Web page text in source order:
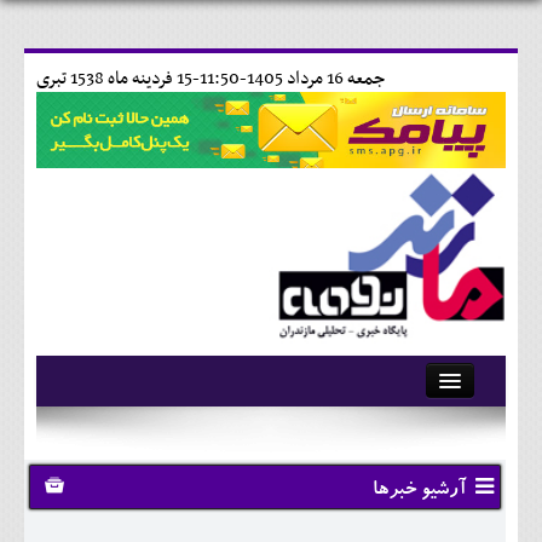
15 فردينه ماه 1538 تبری جمعه 16 مرداد 1405-11:50-
آرشیو
تماس با ما
وبلاگ
آرشیو خبرها